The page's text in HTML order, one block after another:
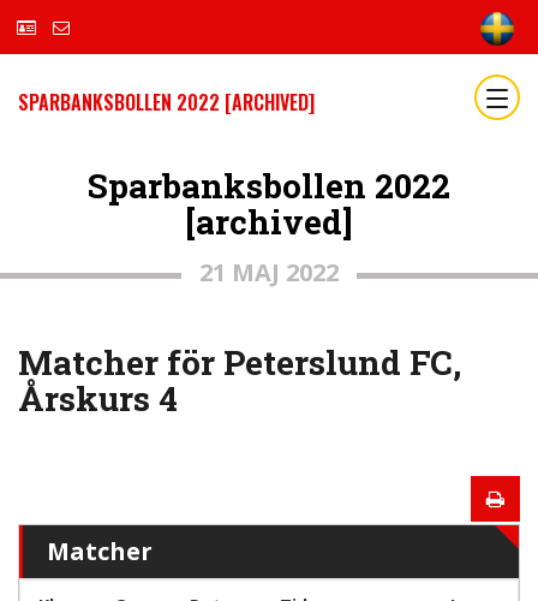
SPARBANKSBOLLEN 2022 [ARCHIVED]
Sparbanksbollen 2022
[archived]
21 MAJ 2022
Matcher för Peterslund FC,
Årskurs 4
Matcher